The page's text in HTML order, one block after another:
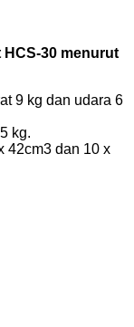
30 menurut
9 kg dan udara 6
kg.
42cm3 dan 10 x